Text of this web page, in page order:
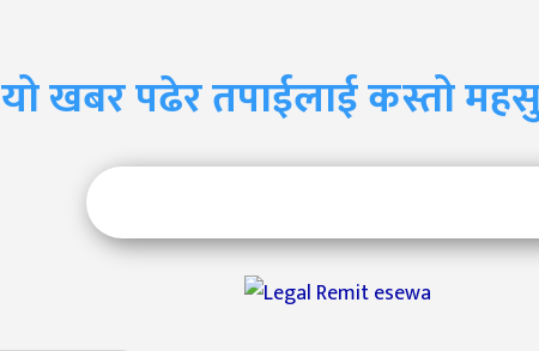
यो खबर पढेर तपाईलाई कस्तो